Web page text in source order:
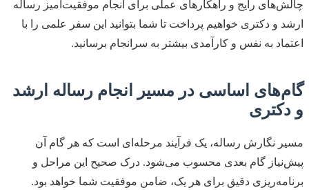
چالش‌های رایج و راهکارهای عملی برای انجام موفقیت‌آمیز رساله
ارشد و دکتری خواهیم پرداخت تا شما بتوانید این سفر علمی را با
اعتماد به نفس و کارآمدی بیشتر به سرانجام برسانید.
گام‌های اساسی در مسیر انجام رساله ارشد
و دکتری
مسیر نگارش رساله، یک فرآیند مرحله‌ای است که هر گام آن
پیش‌نیاز گام بعدی محسوب می‌شود. درک صحیح این مراحل و
برنامه‌ریزی دقیق برای هر یک، ضامن موفقیت شما خواهد بود.